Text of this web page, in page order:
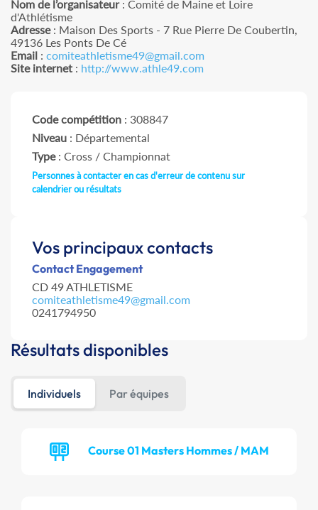
Nom de l’organisateur: Comité de Maine et Loire
d'Athlétisme
Adresse: Maison Des Sports - 7 Rue Pierre De Coubertin,
49136 Les Ponts De Cé
Email : comiteathletisme49@gmail.com
Site internet : http://www.athle49.com
Code compétition : 308847
Niveau : Départemental
Type: Cross / Championnat
Personnes à contacter en cas d'erreur de contenu sur
calendrier ou résultats
Vos principaux contacts
Contact Engagement
CD 49 ATHLETISME
comiteathletisme49@gmail.com
0241794950
Résultats disponibles
Individuels Par équipes
Course 01 Masters Hommes / MAM